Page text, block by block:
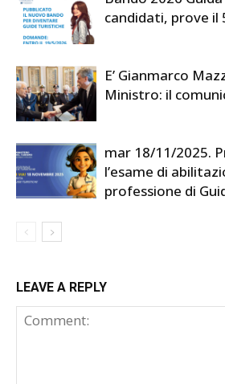
candidati, prove il
E’ Gianmarco
Ministro: il
mar 18/11/2025.
l’esame di
professione di
LEAVE A REPLY